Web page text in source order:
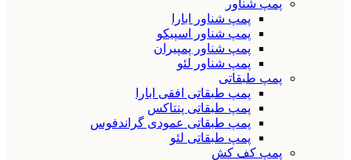
پمپ شناور
پمپ شناور ابارا
پمپ شناور اسپیکو
پمپ شناور پمپیران
پمپ شناور لئو
پمپ طبقاتی
پمپ طبقاتی افقی ابارا
پمپ طبقاتی پنتاکس
پمپ طبقاتی عمودی گراندفوس
پمپ طبقاتی لئو
پمپ کف کش